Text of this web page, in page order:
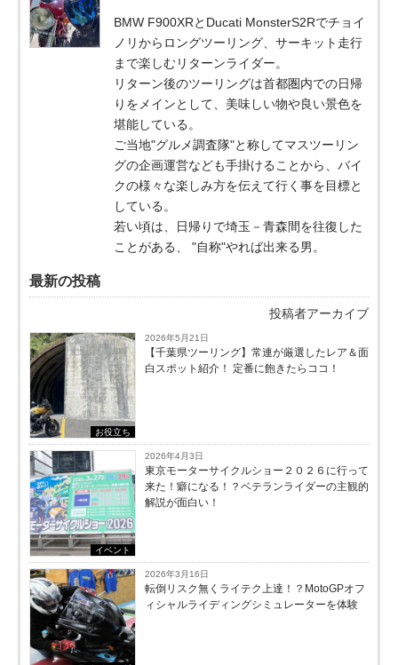
BMW F900XRとDucati MonsterS2Rでチョイ
ノリからロングツーリング、サーキット走行
まで楽しむリターンライダー。
リターン後のツーリングは首都圏内での日帰
りをメインとして、美味しい物や良い景色を
堪能している。
ご当地"グルメ調査隊"と称してマスツーリン
グの企画運営なども手掛けることから、バイ
クの様々な楽しみ方を伝えて行く事を目標と
している。
若い頃は、日帰りで埼玉－青森間を往復した
ことがある、 "自称"やれば出来る男。
最新の投稿
投稿者アーカイブ
お役立ち
2026年5月21日
【千葉県ツーリング】常連が厳選したレア＆面
白スポット紹介！ 定番に飽きたらココ！
イベント
2026年4月3日
東京モーターサイクルショー２０２６に行って
来た！癖になる！？ベテランライダーの主観的
解説が面白い！
2026年3月16日
転倒リスク無くライテク上達！？MotoGPオフ
ィシャルライディングシミュレーターを体験